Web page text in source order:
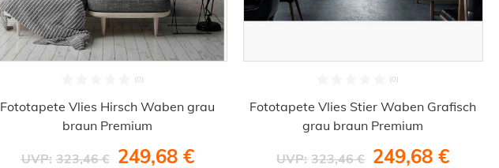
Fototapete Vlies Hirsch Waben grau
braun Premium
UVP: 323,46 € 249,68 €
Fototapete Vlies Stier Waben Grafisch
grau braun Premium
UVP: 323,46 € 249,68 €